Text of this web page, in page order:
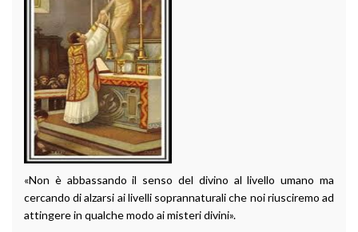
«Non è abbassando il senso del divino al livello umano ma
cercando di alzarsi ai livelli soprannaturali che noi riusciremo ad
attingere in qualche modo ai misteri divini».